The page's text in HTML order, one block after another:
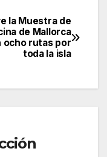
m
p
tir
la Muestra de
de Mallorca
ocho rutas por
toda la isla